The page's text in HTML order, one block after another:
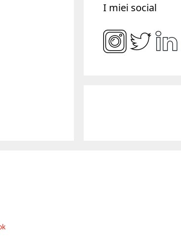
I miei social